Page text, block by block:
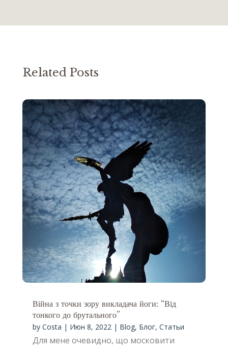
Related Posts
Війна з точки зору викладача йоги: “Від
тонкого до брутального”
by Costa | Июн 8, 2022| Blog, Блог, Статьи
Для мене очевидно, що московити